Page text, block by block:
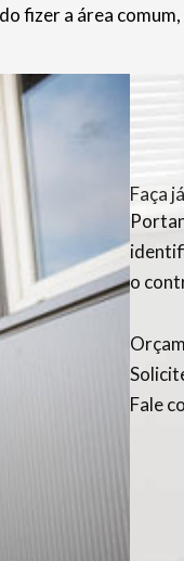
fizer a área
Faça
o
Fale